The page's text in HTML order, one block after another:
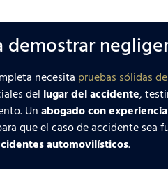
demostrar
necesita pruebas sólidas
del lugar del accidente,
Un abogado con
que el caso de accidente
automovilísticos.